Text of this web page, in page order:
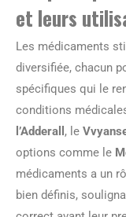
et leurs
Les médicaments
diversifiée, chacun
spécifiques qui le
conditions
l’Adderall , le
options comme le
médicaments a un
bien définis,